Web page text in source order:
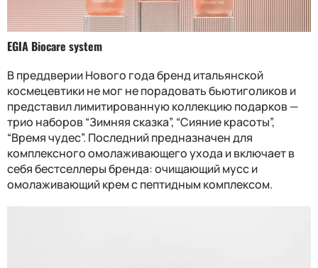
EGIA Biocare system
В преддверии Нового года бренд итальянской
космецевтики не мог не порадовать бьютиголиков и
представил лимитированную коллекцию подарков —
трио наборов “Зимняя сказка”, “Сияние красоты”,
“Время чудес”. Последний предназначен для
комплексного омолаживающего ухода и включает в
себя бестселлеры бренда: очищающий мусс и
омолаживающий крем с пептидным комплексом.